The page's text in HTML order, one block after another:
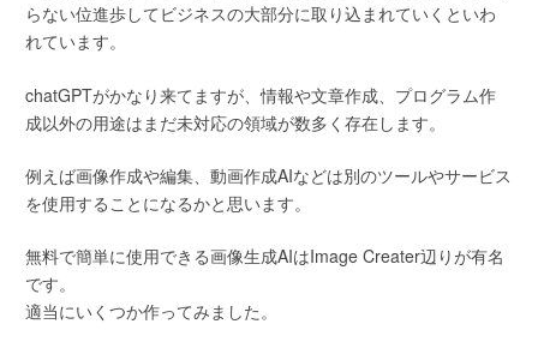
らない位進歩してビジネスの大部分に取り込まれていくといわ
れています。
chatGPTがかなり来てますが、情報や文章作成、プログラム作
成以外の用途はまだ未対応の領域が数多く存在します。
例えば画像作成や編集、動画作成AIなどは別のツールやサービス
を使用することになるかと思います。
無料で簡単に使用できる画像生成AIはImage Creater辺りが有名
です。
適当にいくつか作ってみました。